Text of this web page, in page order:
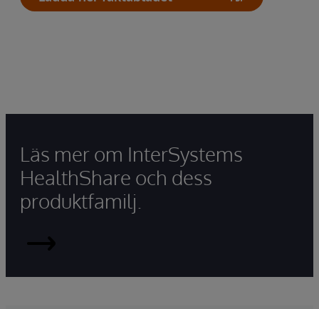
Läs mer om InterSystems
HealthShare och dess
produktfamilj.
HealthShare